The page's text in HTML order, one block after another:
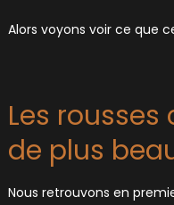
Alors voyons voir ce que
Les rousses
de plus
Nous retrouvons en